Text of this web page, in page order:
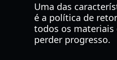
Uma das
é a política de
todos os materiais
perder progresso.